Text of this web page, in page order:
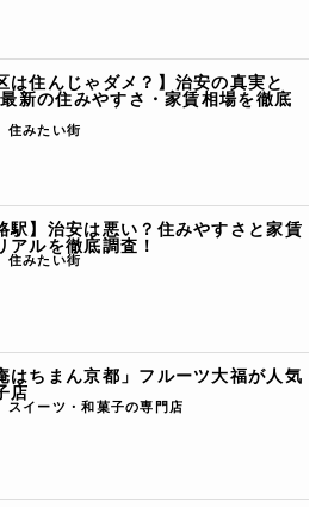
は住んじゃダメ？】治安の真実と
新の住みやすさ・家賃相場を徹底
住みたい街
駅】治安は悪い？住みやすさと家賃
アルを徹底調査！
住みたい街
はちまん京都」フルーツ大福が人気
店
スイーツ・和菓子の専門店